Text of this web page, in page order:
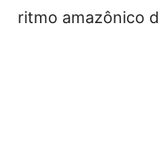
ritmo amazônico